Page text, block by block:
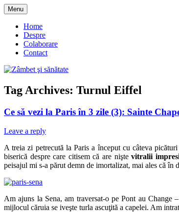
Skip
to
content
Zâmbet şi sănătate
Menu
Home
Despre
Colaborare
Contact
Tag Archives: Turnul Eiffel
Ce să vezi la Paris în 3 zile (3): Sainte
Leave a reply
A treia zi petrecută la Paris a început cu câteva
biserică despre care citisem că are niştevitralii
peisajul mi s-a părut demn de imortalizat, mai ales că în
Am ajuns la Sena, am traversat-o pe Pont au Change
mijlocul căruia se iveşte turla ascuţită a capelei. Am